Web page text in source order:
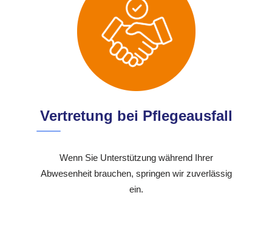
Vertretung bei Pflegeausfall
Wenn Sie Unterstützung während Ihrer
Abwesenheit brauchen, springen wir zuverlässig
ein.